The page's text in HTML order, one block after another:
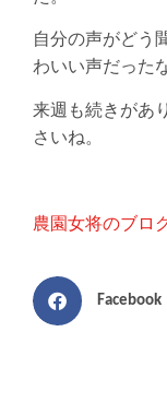
自分の声がどう
わいい声だった
来週も続きがあ
さいね。
農園女将のブロ
Facebook